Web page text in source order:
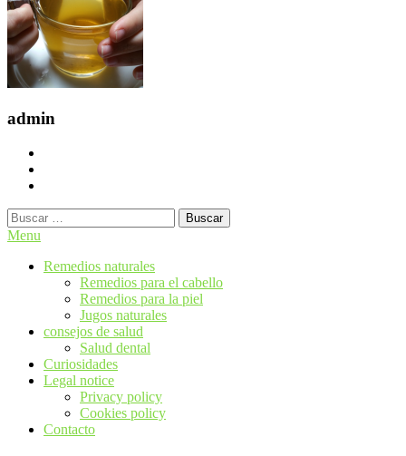
admin
Buscar:
Menu
Remedios naturales
Remedios para el cabello
Remedios para la piel
Jugos naturales
consejos de salud
Salud dental
Curiosidades
Legal notice
Privacy policy
Cookies policy
Contacto